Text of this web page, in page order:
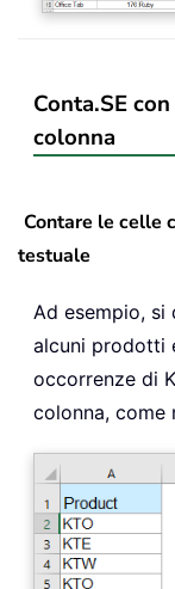
Conta.SE
colonna
Contare le celle
testuale
Ad esempio,
alcuni prodotti
occorrenze di
colonna, come